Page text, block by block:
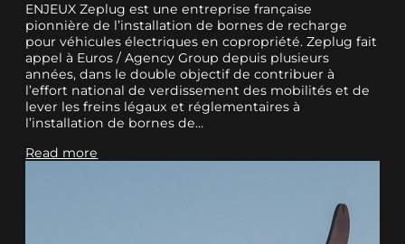
ENJEUX Zeplug est une entreprise française
pionnière de l’installation de bornes de recharge
pour véhicules électriques en copropriété. Zeplug fait
appel à Euros / Agency Group depuis plusieurs
années, dans le double objectif de contribuer à
l’effort national de verdissement des mobilités et de
lever les freins légaux et réglementaires à
l’installation de bornes de…
Read more